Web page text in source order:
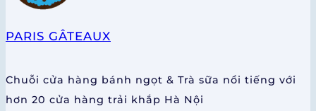
PARIS GÂTEAUX
Chuỗi cửa hàng bánh ngọt & Trà sữa nổi tiếng với
hơn 20 cửa hàng trải khắp Hà Nội